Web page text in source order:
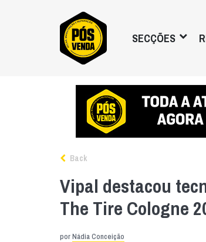
SECÇÕES
Back
Vipal destacou
The Tire Cologne
porNádia Conceição